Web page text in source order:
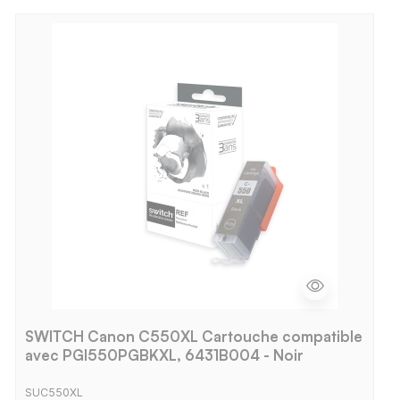
SWITCH Canon C550XL Cartouche compatible
avec PGI550PGBKXL, 6431B004 - Noir
SUC550XL